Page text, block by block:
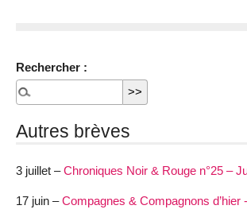
Rechercher :
Autres brèves
3 juillet –Chroniques Noir & Rouge n°25 –
17 juin –Compagnes & Compagnons d’hier